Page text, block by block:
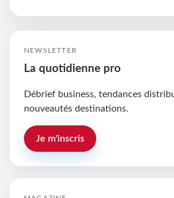
NEWSLETTER
La quotidienne pro
Débrief business, tendances
nouveautés destinations.
Je m'inscris